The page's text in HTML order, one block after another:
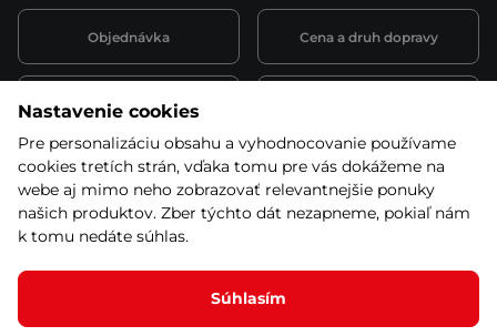
Objednávka Cena a druh dopravy
Spôsob platby
Montáž a servis Reklamácie a záruka
Kariéra
Nastavenie cookies
Pre personalizáciu obsahu a vyhodnocovanie používame
cookies tretích strán, vďaka tomu pre vás dokážeme na
webe aj mimo neho zobrazovať relevantnejšie ponuky
našich produktov. Zber týchto dát nezapneme, pokiaľ nám
k tomu nedáte súhlas.
Súhlasím